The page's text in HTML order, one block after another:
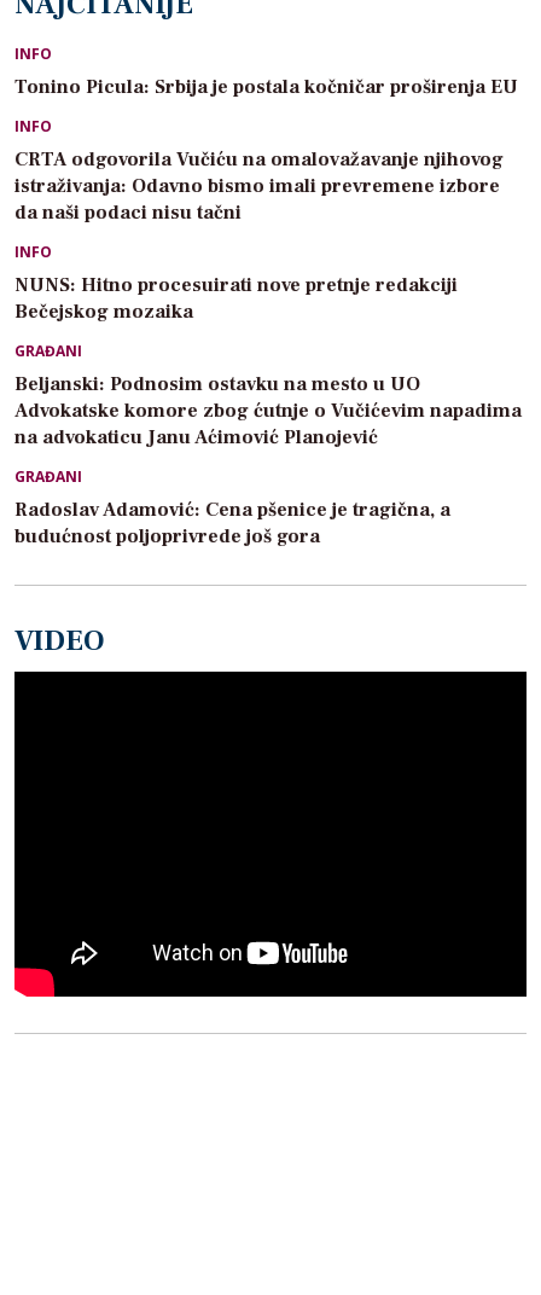
INFO
Tonino Picula: Srbija je postala kočničar proširenja EU
INFO
CRTA odgovorila Vučiću na omalovažavanje njihovog
istraživanja: Odavno bismo imali prevremene izbore
da naši podaci nisu tačni
INFO
NUNS: Hitno procesuirati nove pretnje redakciji
Bečejskog mozaika
GRAĐANI
Beljanski: Podnosim ostavku na mesto u UO
Advokatske komore zbog ćutnje o Vučićevim napadima
na advokaticu Janu Aćimović Planojević
GRAĐANI
Radoslav Adamović: Cena pšenice je tragična, a
budućnost poljoprivrede još gora
VIDEO